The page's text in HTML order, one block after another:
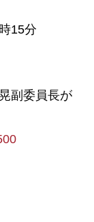
15分
副委員長が